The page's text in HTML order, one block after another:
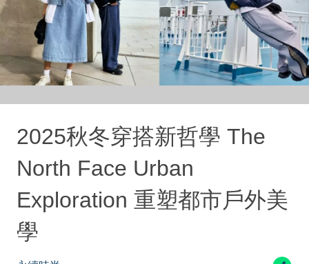
2025秋冬穿搭新哲學 The
North Face Urban
Exploration 重塑都市戶外美
學